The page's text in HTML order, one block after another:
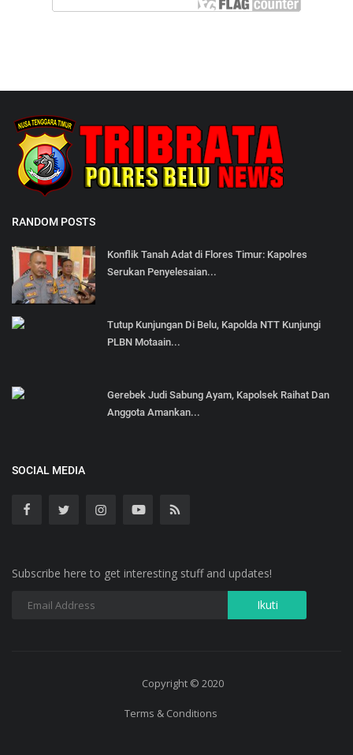
RANDOM POSTS
Konflik Tanah Adat di Flores Timur: Kapolres
Serukan Penyelesaian...
Tutup Kunjungan Di Belu, Kapolda NTT Kunjungi
PLBN Motaain...
Gerebek Judi Sabung Ayam, Kapolsek Raihat Dan
Anggota Amankan...
SOCIAL MEDIA
Subscribe here to get interesting stuff and updates!
Copyright © 2020
Terms & Conditions